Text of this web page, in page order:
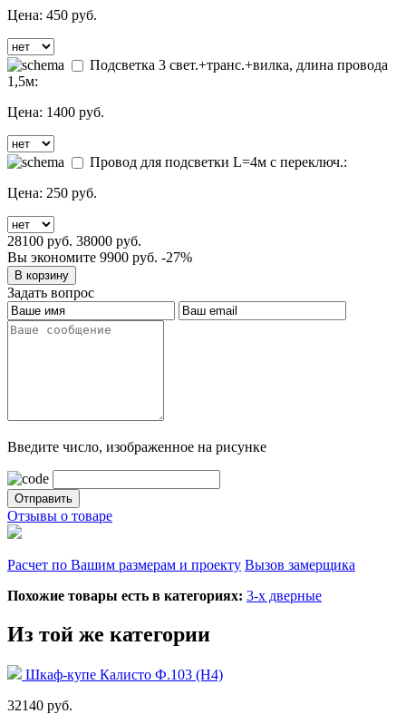
Цена: 450 руб.
Подсветка 3 свет.+транс.+вилка, длина провода
1,5м:
Цена: 1400 руб.
Провод для подсветки L=4м с переключ.:
Цена: 250 руб.
28100 руб. 38000 руб.
Вы экономите 9900 руб. -27%
Задать вопрос
Введите число, изображенное на рисунке
Отзывы о товаре
Расчет по Вашим размерам и проекту Вызов замерщика
Похожие товары есть в категориях: 3-х дверные
Из той же категории
Шкаф-купе Калисто Ф.103 (Н4)
32140 руб.